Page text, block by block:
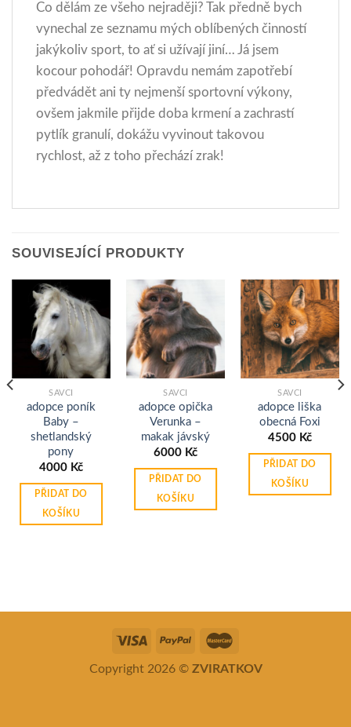
Co dělám ze všeho nejraději? Tak předně bych
vynechal ze seznamu mých oblíbených činností
jakýkoliv sport, to ať si užívají jiní… Já jsem
kocour pohodář! Opravdu nemám zapotřebí
předvádět ani ty nejmenší sportovní výkony,
ovšem jakmile přijde doba krmení a zachrastí
pytlík granulí, dokážu vyvinout takovou
rychlost, až z toho přechází zrak!
SOUVISEJÍCÍ PRODUKTY
SAVCI
adopce poník
Baby –
shetlandský
pony
4000 Kč
PŘIDAT DO
KOŠÍKU
SAVCI
adopce opička
Verunka –
makak jávský
6000 Kč
PŘIDAT DO
KOŠÍKU
SAVCI
adopce liška
obecná Foxi
4500 Kč
PŘIDAT DO
KOŠÍKU
Copyright 2026 © ZVIRATKOV